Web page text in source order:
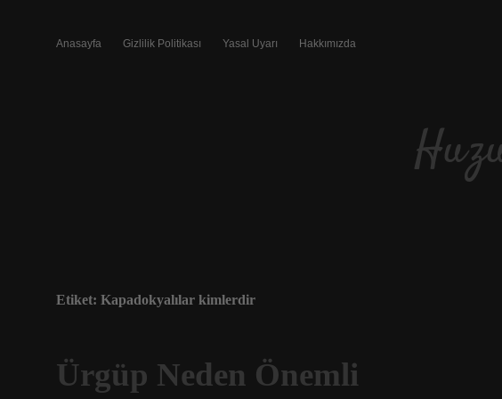
Anasayfa Gizlilik Politikası Yasal Uyarı Hakkımızda
Etiket: Kapadokyalılar kimlerdir
Ürgüp Neden Önemli